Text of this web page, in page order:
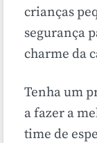
crianças
segurança
charme da
Tenha um
a fazer a
time de